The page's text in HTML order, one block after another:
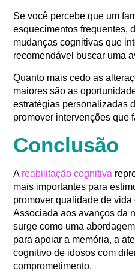
Se você percebe que um
esquecimentos frequentes,
mudanças cognitivas que
recomendável buscar uma
Quanto mais cedo as
maiores são as
estratégias personalizadas
promover intervenções que
Conclusão
A reabilitação cognitiva
mais importantes para
promover qualidade de
Associada aos avanços da
surge como uma
para apoiar a memória, a
cognitivo de idosos com
comprometimento.